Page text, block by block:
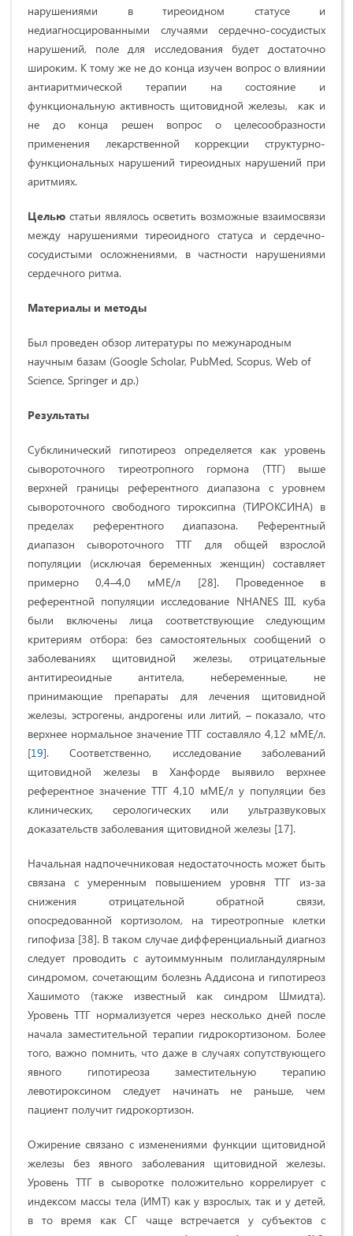
нарушениями в тиреоидном статусе и
недиагносцированными случаями сердечно-сосудистых
нарушений, поле для исследования будет достаточно
широким. К тому же не до конца изучен вопрос о влиянии
антиаритмической терапии на состояние и
функциональную активность щитовидной железы, как и
не до конца решен вопрос о целесообразности
применения лекарственной коррекции структурно-
функциональных нарушений тиреоидных нарушений при
аритмиях.
Целью статьи являлось осветить возможные взаимосвязи
между нарушениями тиреоидного статуса и сердечно-
сосудистыми осложнениями, в частности нарушениями
сердечного ритма.
Материалы и методы
Был проведен обзор литературы по межународным
научным базам (Google Scholar, PubMed, Scopus, Web of
Science, Springer и др.)
Результаты
Субклинический гипотиреоз определяется как уровень
сывороточного тиреотропного гормона (ТТГ) выше
верхней границы референтного диапазона с уровнем
сывороточного свободного тироксипна (ТИРОКСИНА) в
пределах референтного диапазона. Референтный
диапазон сывороточного ТТГ для общей взрослой
популяции (исключая беременных женщин) составляет
примерно 0,4–4,0 мМЕ/л [28]. Проведенное в
референтной популяции исследование NHANES III, куба
были включены лица соответствующие следующим
критериям отбора: без самостоятельных сообщений о
заболеваниях щитовидной железы, отрицательные
антитиреоидные антитела, небеременные, не
принимающие препараты для лечения щитовидной
железы, эстрогены, андрогены или литий, – показало, что
верхнее нормальное значение ТТГ составляло 4,12 мМЕ/л.
[19]. Соответственно, исследование заболеваний
щитовидной железы в Ханфорде выявило верхнее
референтное значение ТТГ 4,10 мМЕ/л у популяции без
клинических, серологических или ультразвуковых
доказательств заболевания щитовидной железы [17].
Начальная надпочечниковая недостаточность может быть
связана с умеренным повышением уровня ТТГ из-за
снижения отрицательной обратной связи,
опосредованной кортизолом, на тиреотропные клетки
гипофиза [38]. В таком случае дифференциальный диагноз
следует проводить с аутоиммунным полигландулярным
синдромом, сочетающим болезнь Аддисона и гипотиреоз
Хашимото (также известный как синдром Шмидта).
Уровень ТТГ нормализуется через несколько дней после
начала заместительной терапии гидрокортизоном. Более
того, важно помнить, что даже в случаях сопутствующего
явного гипотиреоза заместительную терапию
левотироксином следует начинать не раньше, чем
пациент получит гидрокортизон.
Ожирение связано с изменениями функции щитовидной
железы без явного заболевания щитовидной железы.
Уровень ТТГ в сыворотке положительно коррелирует с
индексом массы тела (ИМТ) как у взрослых, так и у детей,
в то время как СГ чаще встречается у субъектов с